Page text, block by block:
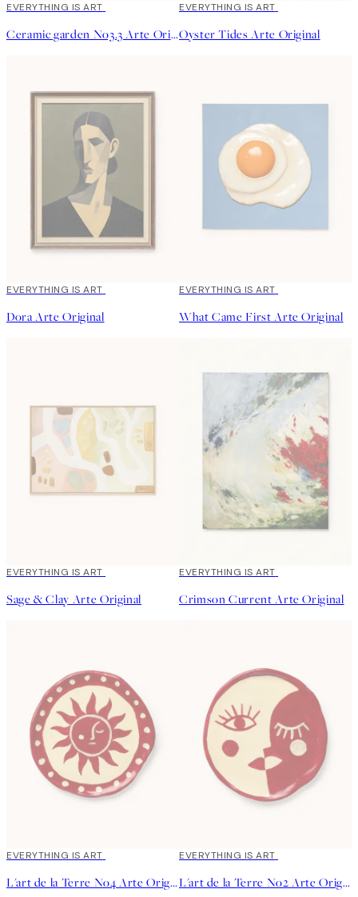
EVERYTHING IS ART
Ceramic garden No3.3 Arte Original
EVERYTHING IS ART
Oyster Tides Arte Original
EVERYTHING IS ART
Dora Arte Original
EVERYTHING IS ART
What Came First Arte Original
EVERYTHING IS ART
Sage & Clay Arte Original
EVERYTHING IS ART
Crimson Current Arte Original
EVERYTHING IS ART
L'art de la Terre No4 Arte Original
EVERYTHING IS ART
L'art de la Terre No2 Arte Original